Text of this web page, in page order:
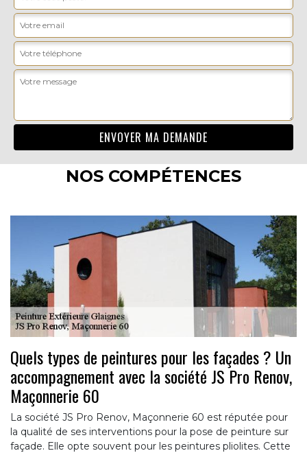
NOS COMPÉTENCES
Quels types de peintures pour les façades ? Un
accompagnement avec la société JS Pro Renov,
Maçonnerie 60
La société JS Pro Renov, Maçonnerie 60 est réputée pour
la qualité de ses interventions pour la pose de peinture sur
façade. Elle opte souvent pour les peintures pliolites. Cette